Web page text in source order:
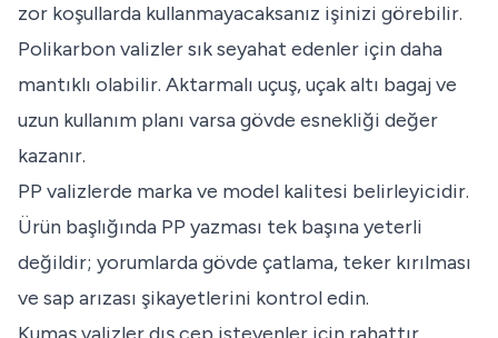
zor koşullarda kullanmayacaksanız işinizi görebilir.
Polikarbon valizler sık seyahat edenler için daha
mantıklı olabilir. Aktarmalı uçuş, uçak altı bagaj ve
uzun kullanım planı varsa gövde esnekliği değer
kazanır.
PP valizlerde marka ve model kalitesi belirleyicidir.
Ürün başlığında PP yazması tek başına yeterli
değildir; yorumlarda gövde çatlama, teker kırılması
ve sap arızası şikayetlerini kontrol edin.